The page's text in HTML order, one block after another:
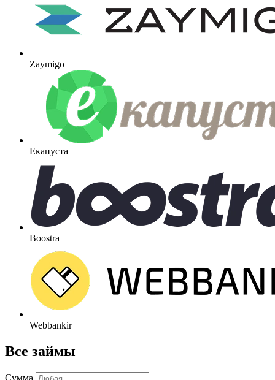
Zaymigo
Екапуста
Boostra
Webbankir
Все займы
Сумма